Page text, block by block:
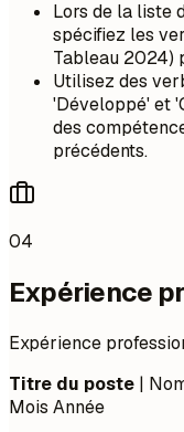
Lors de la liste
spécifiez les
Tableau 2024)
Utilisez des
'Développé' et
des
précédents.
04
Expérience
Expérience
Titre du poste |
Mois Année